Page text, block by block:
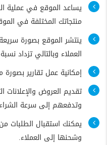
يساعد الموقع في عملية
منتجاتك المختلفة في
ينتشر الموقع بصورة
العملاء وبالتالي تزداد
إمكانية عمل تقارير بصورة
تقديم العروض والإعلانات
وتدفعهم إلى سرعة
يمكنك استقبال الطلبات
وشحنها إلى العملاء.